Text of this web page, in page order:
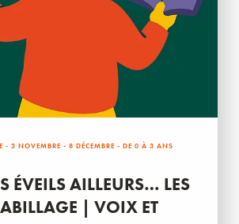
- 3 NOVEMBRE - 8 DÉCEMBRE - DE 0 À 3 ANS
ÉVEILS AILLEURS… LES
| VOIX ET